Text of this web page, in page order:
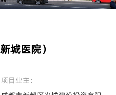
城医院）
项目业主：